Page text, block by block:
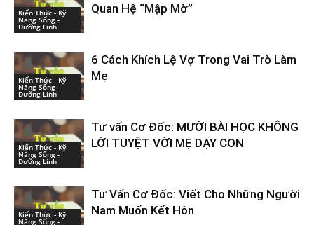
Kiến Thức - Kỹ
Năng Sống -
Dưỡng Linh
Quan Hệ “Mập Mờ”
Kiến Thức - Kỹ
Năng Sống -
Dưỡng Linh
6 Cách Khích Lệ Vợ Trong Vai Trò Làm
Mẹ
Kiến Thức - Kỹ
Năng Sống -
Dưỡng Linh
Tư vấn Cơ Đốc: MƯỜI BÀI HỌC KHÔNG
LỜI TUYỆT VỜI MẸ DẠY CON
Kiến Thức - Kỹ
Năng Sống -
Tư Vấn Cơ Đốc: Viết Cho Những Người
Nam Muốn Kết Hôn